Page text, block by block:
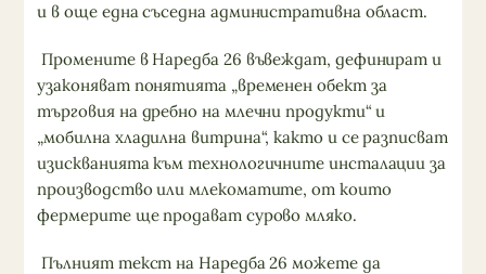
и в още една съседна административна област.
Промените в Наредба 26 въвеждат, дефинират и
узаконяват понятията „временен обект за
търговия на дребно на млечни продукти“ и
„мобилна хладилна витрина“, както и се разписват
изискванията към технологичните инсталации за
производство или млекоматите, от които
фермерите ще продават сурово мляко.
Пълният текст на Наредба 26 можете да